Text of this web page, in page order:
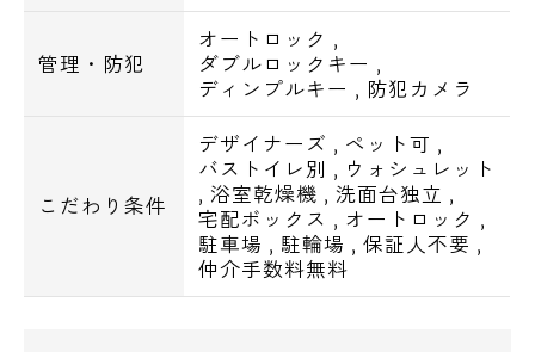
■バイク置場
●ショッピングセンター
管理・防犯
オートロック ,
ダブルロックキー ,
ディンプルキー , 防犯カメラ
こだわり条件
デザイナーズ , ペット可 ,
バストイレ別 , ウォシュレット
, 浴室乾燥機 , 洗面台独立 ,
宅配ボックス , オートロック ,
駐車場 , 駐輪場 , 保証人不要 ,
仲介手数料無料